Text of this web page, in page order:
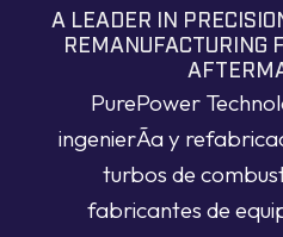
A LEADER IN
REMANUFACTURING
PurePower
ingenierÃ­a y
turbos de
fabricantes de